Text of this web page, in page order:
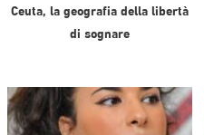
Ceuta, la geografia della libertà
di sognare